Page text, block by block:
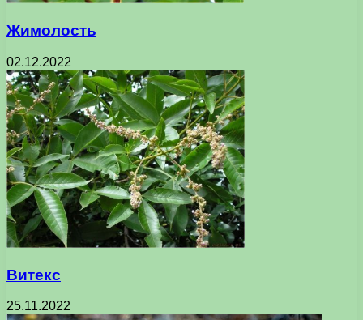
Жимолость
02.12.2022
Витекс
25.11.2022